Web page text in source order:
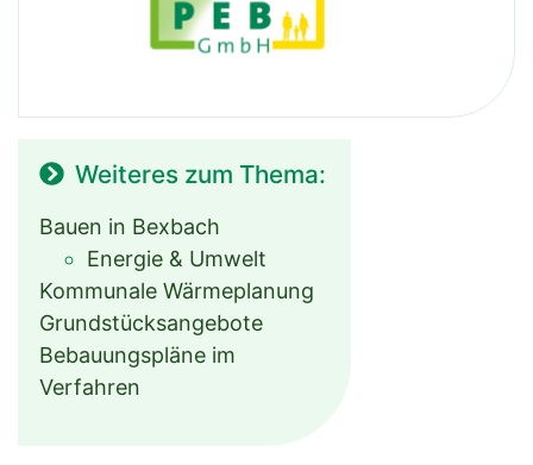
Weiteres zum Thema:
Bauen in Bexbach
Energie & Umwelt
Kommunale Wärmeplanung
Grundstücksangebote
Bebauungspläne im
Verfahren